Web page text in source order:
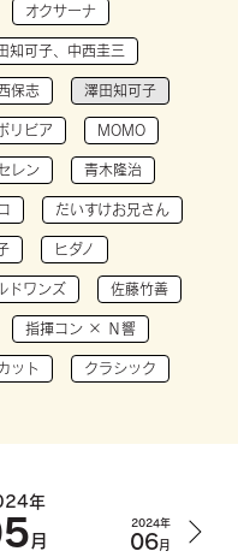
オクサーナ
知可子、中西圭三
保志 澤田知可子
リビア MOMO
レン 青木隆治
だいすけお兄さん
ヒダノ
ドワンズ 佐藤竹善
指揮コン × Ｎ響
ット クラシック
年
月
2024年
06月